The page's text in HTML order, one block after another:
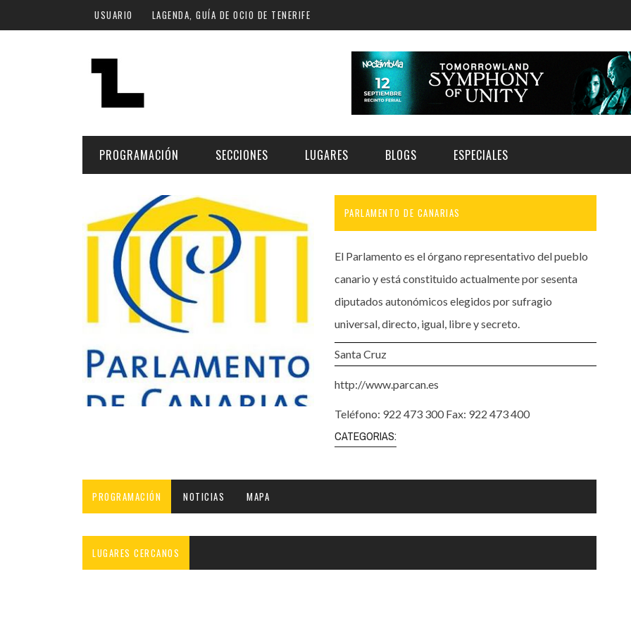
Pasar al contenido principal
USUARIO LAGENDA, GUÍA DE OCIO DE TENERIFE
PROGRAMACIÓN
FECHA
Plan Finde
LUGAR
Norte
Santa Cruz | La Laguna
Islas
Cultura
Gastro
Escénicas
SECCIONES
MÚSICA
ESCÉNICAS
CULTURA
LUGARES
ARTE | MUSEOS
ESPACIOS CULTURALES
LOCALES CON ACTUACIONES
COMERCIO
GASTRO
FORMATIVO
BLOGS ESPECIALES
FESTIVAL BOREAL 2026
NOCTÁMBULA TENERIFE
TENERIFE PHE FESTIVAL 2026
XXVII VERANO DE CUENTO
PARLAMENTO DE CANARIAS
El Parlamento es el órgano representativo del pueblo
canario y está constituido actualmente por sesenta
diputados autonómicos elegidos por sufragio
universal, directo, igual, libre y secreto.
Santa Cruz
http://www.parcan.es
Teléfono: 922 473 300 Fax: 922 473 400
CATEGORIAS:
PROGRAMACIÓN NOTICIAS MAPA
LUGARES CERCANOS